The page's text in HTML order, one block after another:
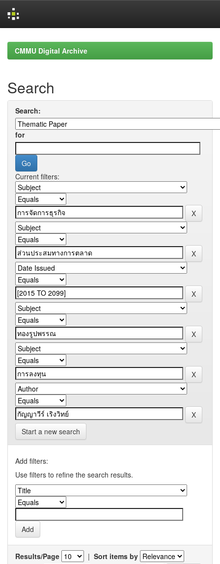
navigationCMMU Digital Archive
Search
Search:
for
Current filters:
Start a new search
Add filters:
Use filters to refine the search results.
Results/Page | Sort items by